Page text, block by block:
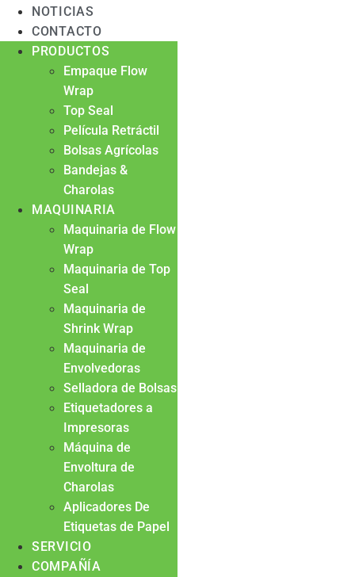
NOTICIAS
CONTACTO
PRODUCTOS
Empaque Flow
Wrap
Top Seal
Película Retráctil
Bolsas Agrícolas
Bandejas &
Charolas
MAQUINARIA
Maquinaria de Flow
Wrap
Maquinaria de Top
Seal
Maquinaria de
Shrink Wrap
Maquinaria de
Envolvedoras
Selladora de Bolsas
Etiquetadores a
Impresoras
Máquina de
Envoltura de
Charolas
Aplicadores De
Etiquetas de Papel
SERVICIO
COMPAÑÍA